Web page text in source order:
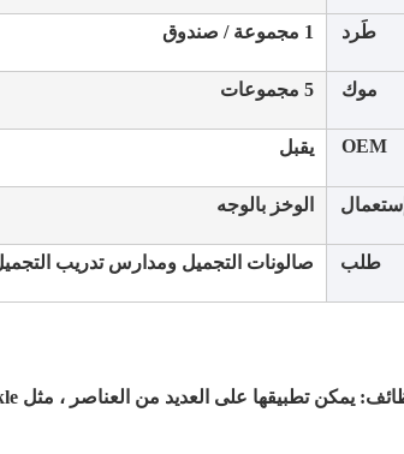
طَرد 1 مجموعة / صندوق
موك 5 مجموعات
OEM يقبل
إستعمال الوخز بالوجه
طلب صالونات التجميل ومدارس تدريب